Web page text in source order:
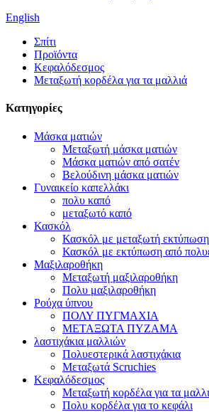
English
Σπίτι
Προϊόντα
Κεφαλόδεσμος
Μεταξωτή κορδέλα για τα μαλλιά
Κατηγορίες
Μάσκα ματιών
Μεταξωτή μάσκα ματιών
Μάσκα ματιών από σατέν
Βελούδινη μάσκα ματιών
Γυναικείο καπελλάκι
πολυ καπό
μεταξωτό καπό
Κασκόλ
Κασκόλ με μεταξωτή εκτύπωση
Κασκόλ με εκτύπωση από
Μαξιλαροθήκη
Μεταξωτή μαξιλαροθήκη
Πολυ μαξιλαροθήκη
Ρούχα ύπνου
ΠΟΛΥ ΠΥΓΜΑΧΙΑ
ΜΕΤΑΞΩΤΑ ΠΥΖΑΜΑ
λαστιχάκια μαλλιών
Πολυεστερικά λαστιχάκια
Μεταξωτά Scruchies
Κεφαλόδεσμος
Μεταξωτή κορδέλα για τα
Πολυ κορδέλα για το κεφάλι